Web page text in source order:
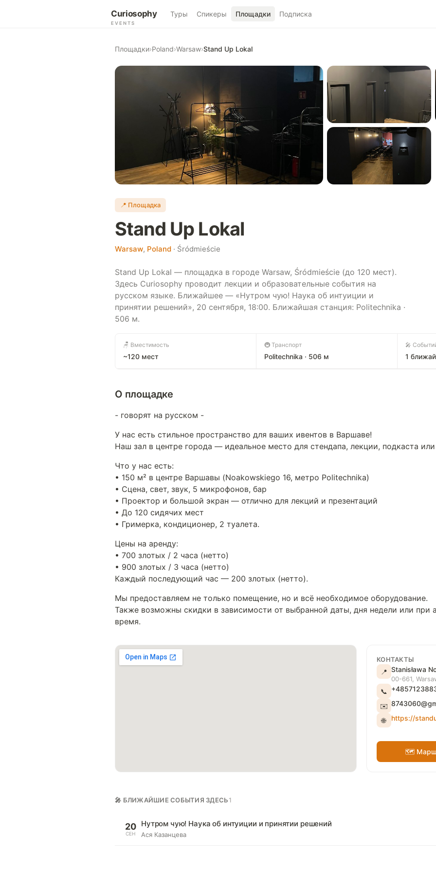
Curiosophy
EVENTS
Туры Спикеры Площадки Подписка
Площадки›Poland›Warsaw›Stand Up Lokal
📍 Площадка
Stand Up Lokal
Warsaw, Poland · Śródmieście
Stand Up Lokal — площадка в городе Warsaw, Śródmieście (до 120 мест).
Здесь Curiosophy проводит лекции и образовательные события на
русском языке. Ближайшее — «Нутром чую! Наука об интуиции и
принятии решений», 20 сентября, 18:00. Ближайшая станция: Politechnika ·
506 м.
🪑 Вместимость
~120 мест
🚇 Транспорт
Politechnika · 506 м
🎤
1
О площадке
- говорят на русском -
У нас есть стильное пространство для ваших ивентов в Варшаве!
Наш зал в центре города — идеальное место для стендапа, лекции, подкаста
Что у нас есть:
• 150 м² в центре Варшавы (Noakowskiego 16, метро Politechnika)
• Сцена, свет, звук, 5 микрофонов, бар
• Проектор и большой экран — отлично для лекций и презентаций
• До 120 сидячих мест
• Гримерка, кондиционер, 2 туалета.
Цены на аренду:
• 700 злотых / 2 часа (нетто)
• 900 злотых / 3 часа (нетто)
Каждый последующий час — 200 злотых (нетто).
Мы предоставляем не только помещение, но и всё необходимое оборудование.
Также возможны скидки в зависимости от выбранной даты, дня недели или при
время.
КОНТАКТЫ
📍 Stanisława
00-661,
📞
✉️
🌐 https://
🗺
🎤 БЛИЖАЙШИЕ СОБЫТИЯ ЗДЕСЬ1
20
СЕН
Нутром чую! Наука об интуиции и принятии решений
Ася Казанцева